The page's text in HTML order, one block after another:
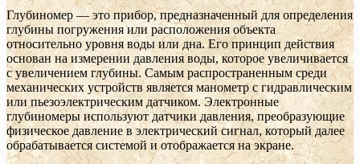
Глубиномер — это прибор, предназначенный для определения
глубины погружения или расположения объекта
относительно уровня воды или дна. Его принцип действия
основан на измерении давления воды, которое увеличивается
с увеличением глубины. Самым распространенным среди
механических устройств является манометр с гидравлическим
или пьезоэлектрическим датчиком. Электронные
глубиномеры используют датчики давления, преобразующие
физическое давление в электрический сигнал, который далее
обрабатывается системой и отображается на экране.